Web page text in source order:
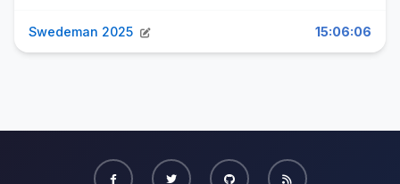
Swedeman 2025 15:06:06